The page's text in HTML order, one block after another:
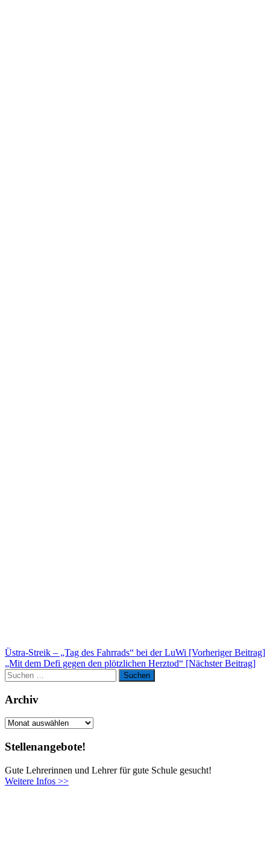
Beitragsnavigation
Üstra-Streik – „Tag des Fahrrads“ bei der LuWi [Vorheriger Beitrag]
„Mit dem Defi gegen den plötzlichen Herztod“ [Nächster Beitrag]
Suchen
nach:
Suchen
Archiv
Archiv
Stellenangebote!
Gute Lehrerinnen und Lehrer für gute Schule gesucht!
Weitere Infos >>